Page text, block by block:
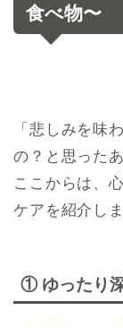
食べ物〜
「悲しみを味
の？と思った
ここからは、
ケアを紹介しま
① ゆったり